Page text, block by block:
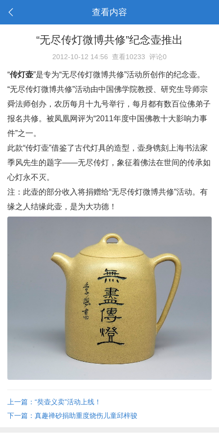
查看内容
“无尽传灯微博共修”纪念壶推出
2012-10-12 14:56 查看10233 评论0
“传灯壶”是专为“无尽传灯微博共修”活动所创作的纪念壶。
“无尽传灯微博共修”活动由中国佛学院教授、研究生导师宗
舜法师创办，农历每月十九号举行，每月都有数百位佛弟子
报名共修。被凤凰网评为“2011年度中国佛教十大影响力事
件”之一。
此款“传灯壶”借鉴了古代灯具的造型，壶身镌刻上海书法家
季风先生的题字——无尽传灯，象征着佛法在世间的传承如
心灯永不灭。
注：此壶的部分收入将捐赠给“无尽传灯微博共修”活动。有
缘之人结缘此壶，是为大功德！
上一篇：“奘壶义卖”活动上线！
下一篇：真趣禅砂捐助重度烧伤儿童邱梓骏